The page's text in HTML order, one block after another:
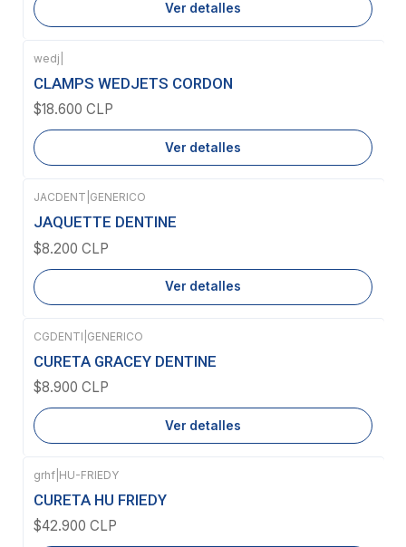
Ver detalles
Agotado
wedj
CLAMPS WEDJETS CORDON
$18.600 CLP
Ver detalles
Agotado
JACDENT GENERICO
JAQUETTE DENTINE
$8.200 CLP
Ver detalles
Agotado
CGDENTI GENERICO
CURETA GRACEY DENTINE
$8.900 CLP
Ver detalles
Agotado
grhf HU-FRIEDY
CURETA HU FRIEDY
$42.900 CLP